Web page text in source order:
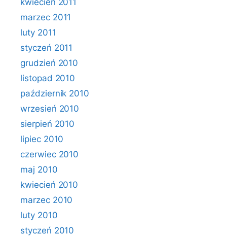
kwiecień 2011
marzec 2011
luty 2011
styczeń 2011
grudzień 2010
listopad 2010
październik 2010
wrzesień 2010
sierpień 2010
lipiec 2010
czerwiec 2010
maj 2010
kwiecień 2010
marzec 2010
luty 2010
styczeń 2010